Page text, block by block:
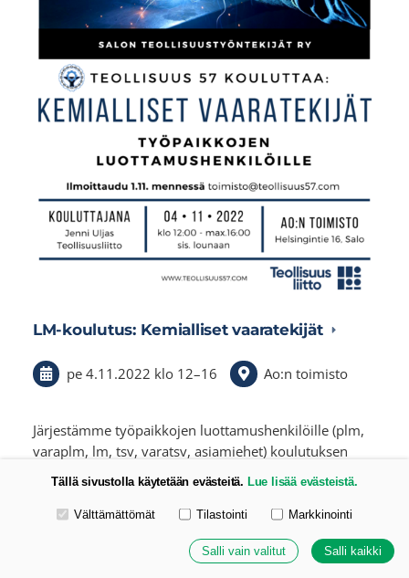
LM-koulutus: Kemialliset vaaratekijät
pe 4.11.2022 klo 12–16 Ao:n toimisto
Järjestämme työpaikkojen luottamushenkilöille (plm,
varaplm, lm, tsv, varatsv, asiamiehet) koulutuksen
Jenni Uljas Teollisuusliitosta.…
Tällä sivustolla käytetään evästeitä. Lue lisää evästeistä.
Valitse käytettävät evästeet
Välttämättömät Tilastointi Markkinointi
Salli vain valitut Salli kaikki